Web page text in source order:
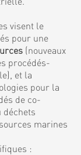
visent le
pour une
(nouveaux
procédés-
et la
pour la
de co-
marines
: